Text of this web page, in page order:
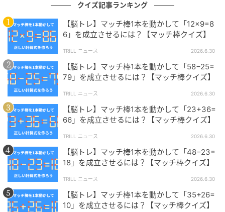
問題制作：株式会社 キュービック（HP ）
株式会社キュービックは、さまざまな場面でご利用い
ただけるクイズ問題のご提供、クイズイベントの構築
を主な業務とする 日本初の「クイズの総合商社」で
す。クイズに関することなら何でもお気軽にご相談く
ださい。
【脳トレ】初級編『マッチ棒クイズ』問題まとめ→あ
なたはすぐにひらめけるかな？
【脳トレ】初級編『マッチ棒クイズ』問題まとめ
→あなたはすぐにひらめけるかな？
クイズ記事ランキング
【脳トレ】マッチ棒1本を動かして「12×9=8
6」を成立させるには？【マッチ棒クイズ】
TRILL ニュース 2026.6.30
【脳トレ】マッチ棒1本を動かして「58−25=
79」を成立させるには？【マッチ棒クイズ】
TRILL ニュース 2026.6.30
【脳トレ】マッチ棒1本を動かして「23+36=
66」を成立させるには？【マッチ棒クイズ】
TRILL ニュース 2026.6.30
【脳トレ】マッチ棒1本を動かして「48−23=
18」を成立させるには？【マッチ棒クイズ】
TRILL ニュース 2026.6.30
【脳トレ】マッチ棒1本を動かして「35+26=
10」を成立させるには？【マッチ棒クイズ】